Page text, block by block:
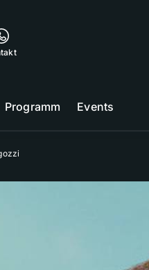
Programm Events